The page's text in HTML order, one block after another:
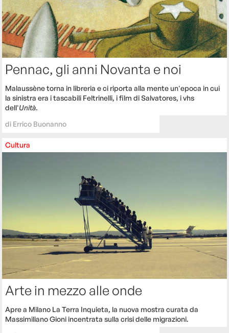
Pennac, gli anni Novanta e noi
Malaussène torna in libreria e ci riporta alla mente un'epoca in cui
la sinistra era i tascabili Feltrinelli, i film di Salvatores, i vhs
dell'Unità.
di Errico Buonanno
Cultura
Arte in mezzo alle onde
Apre a Milano La Terra Inquieta, la nuova mostra curata da
Massimiliano Gioni incentrata sulla crisi delle migrazioni.